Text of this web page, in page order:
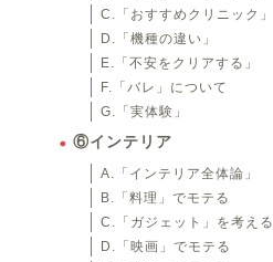
C.「おすすめクリニック」
D.「機種の違い」
E.「不安をクリアする」
F.「バレ」について
G.「実体験」
⑥インテリア
A.「インテリア全体論」
B.「料理」でモテる
C.「ガジェット」を考える
D.「映画」でモテる